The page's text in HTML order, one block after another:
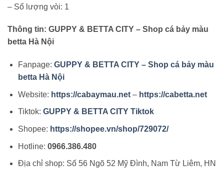
– Số lượng vòi: 1
Thông tin: GUPPY & BETTA CITY – Shop cá bảy màu
betta Hà Nội
Fanpage: GUPPY & BETTA CITY – Shop cá bảy màu
betta Hà Nội
Website: https://cabaymau.net– https://cabetta.net
Tiktok: GUPPY & BETTA CITY Tiktok
Shopee: https://shopee.vn/shop/729072/
Hotline: 0966.386.480
Địa chỉ shop: Số 56 Ngõ 52 Mỹ Đình, Nam Từ Liêm, HN